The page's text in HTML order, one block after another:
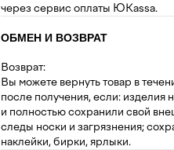
через сервис оплаты ЮKassa.
ОБМЕН И ВОЗВРАТ
Возврат:
Вы можете вернуть товар в
после получения, если: изделия
и полностью сохранили свой
следы носки и загрязнения;
наклейки, бирки, ярлыки.